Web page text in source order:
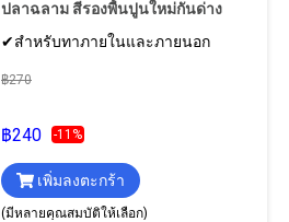
ปลาฉลาม สีรองพื้นปูนใหม่กันด่าง
✔สำหรับทาภายในและภายนอก
฿270
฿240 -11%
เพิ่มลงตะกร้า
(มีหลายคุณสมบัติให้เลือก)